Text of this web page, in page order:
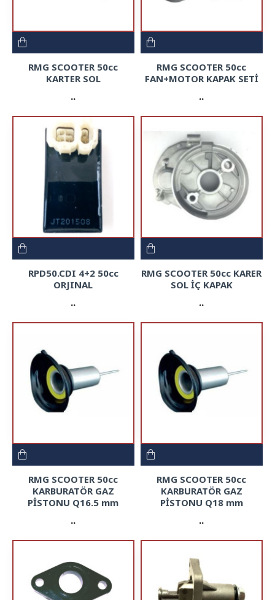
RMG SCOOTER 50cc
KARTER SOL
..
RMG SCOOTER 50cc
FAN+MOTOR KAPAK SETİ
..
RPD50.CDI 4+2 50cc
ORJINAL
..
RMG SCOOTER 50cc KARER
SOL İÇ KAPAK
..
RMG SCOOTER 50cc
KARBURATÖR GAZ
PİSTONU Q16.5 mm
..
RMG SCOOTER 50cc
KARBURATÖR GAZ
PİSTONU Q18 mm
..